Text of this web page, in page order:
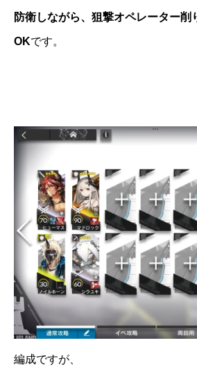
防衛しながら、狙撃オペレーター削
OKです。
編成ですが、